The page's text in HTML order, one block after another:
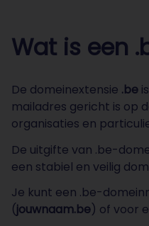
Wat is een
De domeinextensie .be
mailadres gericht is op
organisaties en
De uitgifte van .be-
een stabiel en veilig
Je kunt een .be-
(jouwnaam.be) of voor